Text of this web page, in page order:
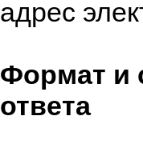
адрес
Формат и
ответа